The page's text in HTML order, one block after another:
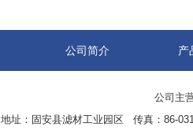
公司简介 产
公司主
地址：固安县滤材工业园区 传真：86-